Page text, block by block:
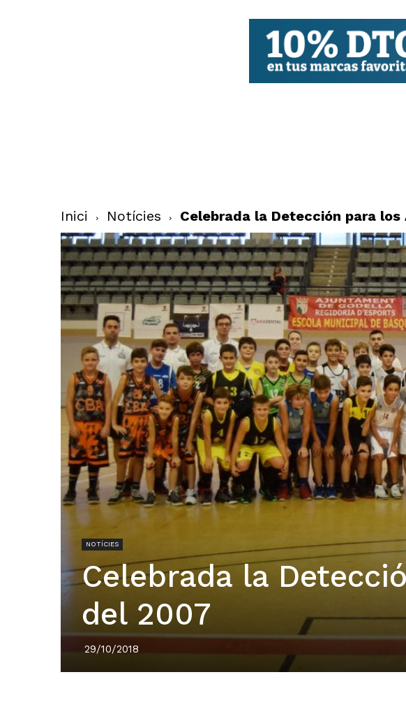
Inici Notícies Celebrada la Detección para
NOTÍCIES
Celebrada la
del 2007
29/10/2018